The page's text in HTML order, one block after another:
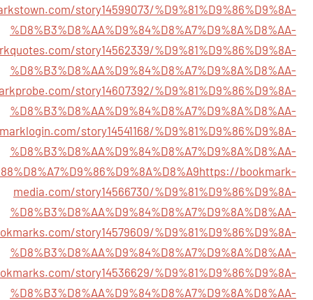
story14599073/%D9%81%D9%86%D9%8A-
%D8%B3%D8%AA%D9%84%D8%A7%D9%8A%D8%AA-
story14562339/%D9%81%D9%86%D9%8A-
%D8%B3%D8%AA%D9%84%D8%A7%D9%8A%D8%AA-
story14607392/%D9%81%D9%86%D9%8A-
%D8%B3%D8%AA%D9%84%D8%A7%D9%8A%D8%AA-
story14541168/%D9%81%D9%86%D9%8A-
%D8%B3%D8%AA%D9%84%D8%A7%D9%8A%D8%AA-
https://bookmark-
media.com/story14566730/%D9%81%D9%86%D9%8A-
%D8%B3%D8%AA%D9%84%D8%A7%D9%8A%D8%AA-
story14579609/%D9%81%D9%86%D9%8A-
%D8%B3%D8%AA%D9%84%D8%A7%D9%8A%D8%AA-
story14536629/%D9%81%D9%86%D9%8A-
%D8%B3%D8%AA%D9%84%D8%A7%D9%8A%D8%AA-